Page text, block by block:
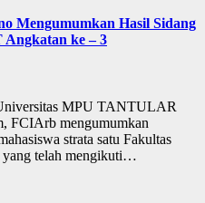
Mengumumkan Hasil Sidang
Angkatan ke – 3
MPU TANTULAR
FCIArb mengumumkan
strata satu Fakultas
telah mengikuti…